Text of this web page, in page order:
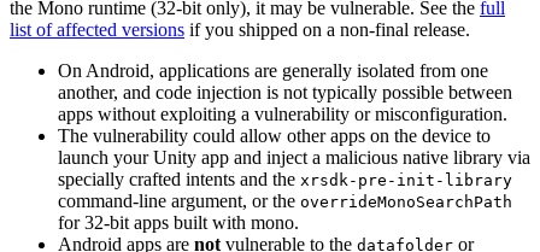
the Mono runtime (32-bit only), it may be vulnerable. See the full
list of affected versions if you shipped on a non-final release.
On Android, applications are generally isolated from one
another, and code injection is not typically possible between
apps without exploiting a vulnerability or misconfiguration.
The vulnerability could allow other apps on the device to
launch your Unity app and inject a malicious native library via
specially crafted intents and the xrsdk-pre-init-library
command-line argument, or the overrideMonoSearchPath
for 32-bit apps built with mono.
Android apps are not vulnerable to the datafolder or